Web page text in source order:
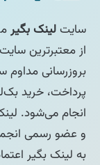
سایتلینک بگیر
بروزرسانی مداوم
پرداخت، خرید
انجام می‌شود.
و عضو رسمی
به لینک بگیر